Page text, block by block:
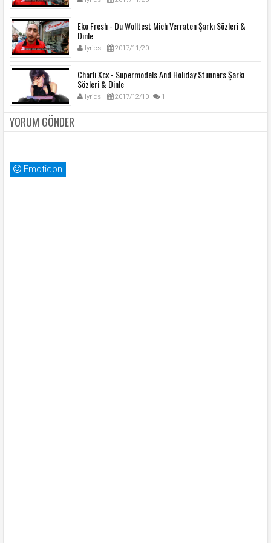
Eko Fresh - Du Wolltest Mich Verraten Şarkı Sözleri &
Dinle
lyrics 2017/11/20
Charli Xcx - Supermodels And Holiday Stunners Şarkı
Sözleri & Dinle
lyrics 2017/12/10 1
YORUM GÖNDER
Emoticon